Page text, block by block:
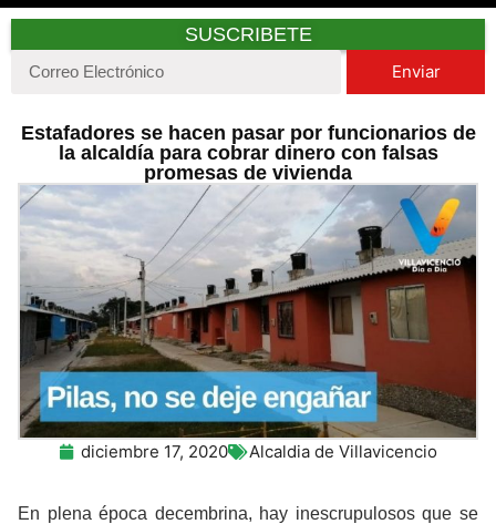
SUSCRIBETE
Enviar
Estafadores se hacen pasar por funcionarios de
la alcaldía para cobrar dinero con falsas
promesas de vivienda
diciembre 17, 2020 Alcaldia de Villavicencio
En plena época decembrina, hay inescrupulosos que se